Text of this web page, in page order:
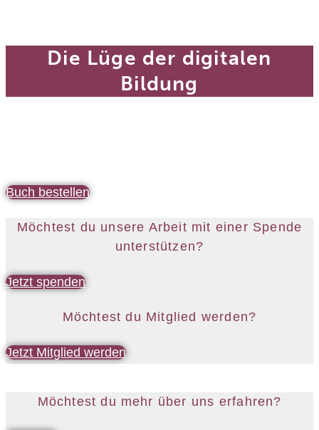
Die Lüge der digitalen
Bildung
Buch bestellen
Möchtest du unsere Arbeit mit einer Spende
unterstützen?
Jetzt spenden
Möchtest du Mitglied werden?
Jetzt Mitglied werden
Möchtest du mehr über uns erfahren?